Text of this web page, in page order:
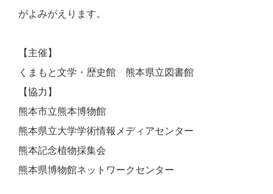
がよみがえります。
【主催】
くまもと文学・歴史館 熊本県立図書館
【協力】
熊本市立熊本博物館
熊本県立大学学術情報メディアセンター
熊本記念植物採集会
熊本県博物館ネットワークセンター